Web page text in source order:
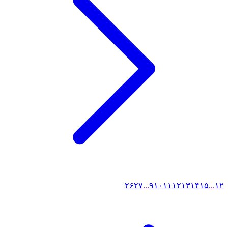
۱۲ ... ۹۱۰ ۱۱ ۱۲۱۳۱۴۱۵ ... ۲۶۲۷